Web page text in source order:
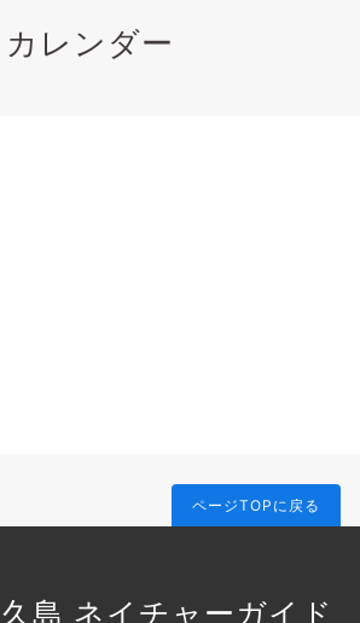
カレンダー
ページTOPに戻る
島 ネイチャーガイド